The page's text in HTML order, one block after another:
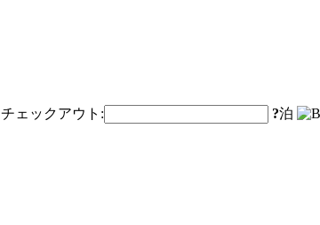
チェックアウト: ?泊